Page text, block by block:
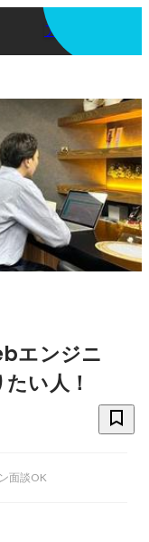
アプリを使う
エンジニ
い人！
面談OK